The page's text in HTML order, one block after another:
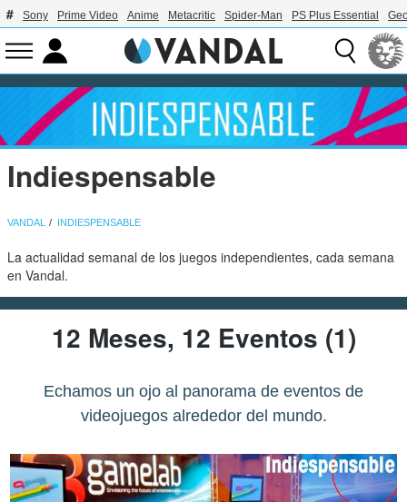
Sony Prime Video Anime Metacritic Spider-Man PS Plus Essential
Indiespensable
VANDAL INDIESPENSABLE
La actualidad semanal de los juegos independientes, cada semana
en Vandal.
12 Meses, 12 Eventos (1)
Echamos un ojo al panorama de eventos de
videojuegos alrededor del mundo.